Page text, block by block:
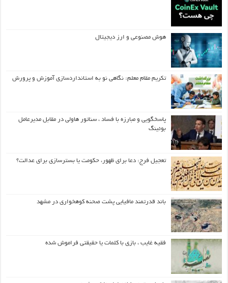
هوش مصنوعی و ارز دیجیتال
تکریم مقام معلم: نگاهی نو به استانداردسازی آموزش و پرورش
پاسخگویی و مبارزه با فساد ، سناتور هاولی در مقابل مدیرعامل
بوئینگ
تعجیل فرج: دعا برای ظهور، حکومت یا بسترسازی برای عدالت؟
باند قدرتمند مافیایی پشت صحنه کوهخواری در مشهد
فقیه غایب ، بازی با کلمات یا حقیقتی فراموش شده